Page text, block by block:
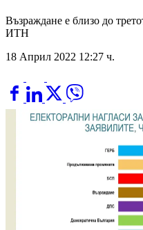
Възраждане е близо до
ИТН
18 Април 2022 12:27 ч.